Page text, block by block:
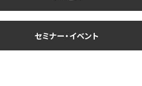
セミナー・イベント